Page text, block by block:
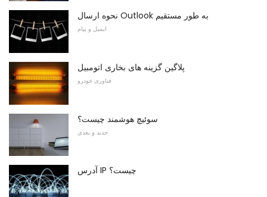
نحوه ارسال Outlook به طور مستقیم
ایمیل و پیام
پلاگین گزینه های بخاری اتومبیل
فناوری خودرو
سوئیچ هوشمند چیست؟
جدید و بعدی
آدرس IP چیست؟